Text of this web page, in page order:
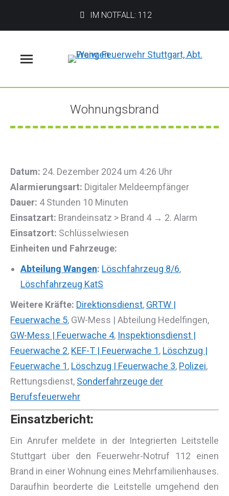
IM NOTFALL: 112
Wohnungsbrand
Sie befinden sich hier:
Datum: 24. Dezember 2024 um 4:26 Uhr
Alarmierungsart: Digitaler Meldeempfänger
Dauer: 4 Stunden 10 Minuten
Einsatzart: Brandeinsatz > Brand 4 → 2. Alarm
Einsatzort: Schlüsselwiesen
Einheiten und Fahrzeuge:
Abteilung Wangen: Löschfahrzeug 8/6,
Löschfahrzeug KatS
Weitere Kräfte: Direktionsdienst, GRTW |
Feuerwache 5, GW-Mess | Abteilung Hedelfingen,
GW-Mess | Feuerwache 4, Inspektionsdienst |
Feuerwache 2, KEF-T | Feuerwache 1, Löschzug |
Feuerwache 1, Löschzug | Feuerwache 3, Polizei,
Rettungsdienst, Sonderfahrzeuge der
Berufsfeuerwehr
Einsatzbericht:
Ein Anrufer meldete in der Integrierten Leitstelle
Stuttgart über den Feuerwehr-Notruf 112 einen
Brand in einer Wohnung eines Mehrfamilienhauses.
Daraufhin beorderte die Leitstelle umgehend den